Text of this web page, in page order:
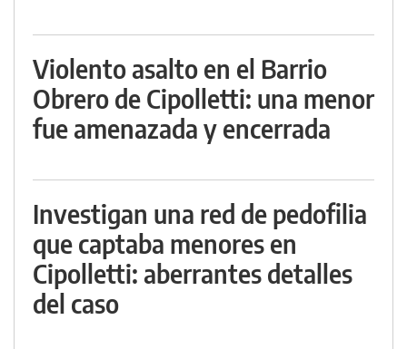
Violento asalto en el Barrio
Obrero de Cipolletti: una menor
fue amenazada y encerrada
Investigan una red de pedofilia
que captaba menores en
Cipolletti: aberrantes detalles
del caso